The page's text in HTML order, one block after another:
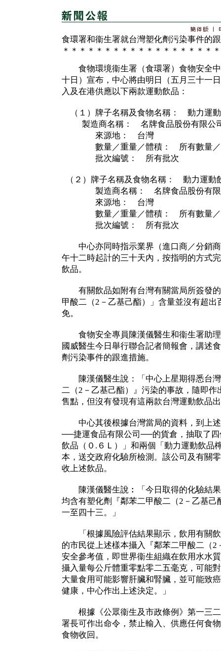
食環署和衞生署就台灣塑化劑污染事件的
＊＊＊＊＊＊＊＊＊＊＊＊＊＊＊＊＊＊
食物環境衞生署（食環署）食物安全中
十日）宣布，中心將由明日（五月三十一
入及在港供應以下兩款運動飲品：
（１）牌子名稱及食物名稱： 動力運
製造商名稱： 名牌食品股份有限公
來源地： 台灣
數量／重量／體積： 所有數量／
批次編號： 所有批次
（２）牌子名稱及食物名稱： 動力
製造商名稱： 名牌食品股份有限
來源地： 台灣
數量／重量／體積： 所有數量／
批次編號： 所有批次
中心亦同時指示業界（進口商／分銷商
午十二時起計的三十天內，按指明的方式
飲品。
有關飲品如附有台灣有關當局所簽發的
甲酸二（2－乙基己酯）」含量並沒有超
免。
食物安全專員陳漢儀醫生和衞生署助理
國威醫生今日舉行聯合記者簡報會，講述
劑污染事件的跟進措施。
陳漢儀醫生說：「中心上星期得悉台灣
二（2－乙基己酯）』污染的事故，隨即
售點，但沒有發現有這兩款台灣運動飲品
中心其後根據台灣當局的資料，到上述
──捷運食品有限公司──的貨倉，抽取了
飲品（０.６Ｌ）」和兩個「動力運動飲品
本，送交政府化驗所檢測。該公司及有關
收上述飲品。
陳漢儀醫生說︰「今日取得的化驗結果
均含有塑化劑『鄰苯二甲酸二（2－乙基
一至四十三。」
「根據風險評估結果顯示，飲用有關飲
的市民從上述樣本攝入『鄰苯二甲酸二（
安全參考值，即世界衞生組織在飲用水水
攝入量每公斤體重零點零二五毫克，可能
大量食用可能影響肝臟和腎臟，並可能致
健康，中心作出上述決定。」
根據《公眾衞生及市政條例》第一三二
署長可作出命令，禁止輸入、供應任何食
食物收回。